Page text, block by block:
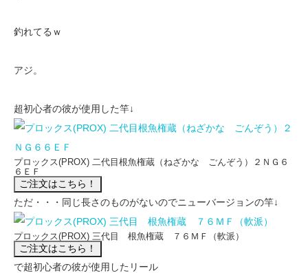
釣れてるｗ
アジ。
超初心者の彼が使用した竿↓
プロックス(PROX) 二代目根魚権蔵（ねざかな ごんぞう）２ＮＧ６
６ＥＦ
ただ・・・同じ長さのものがないのでニューバージョンの竿↓
プロックス(PROX) 三代目 根魚権蔵 ７６ＭＦ（軟派）
で超初心者の彼が使用したリール